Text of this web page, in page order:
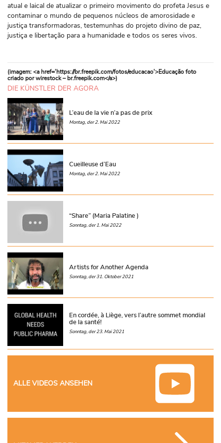
atual e laical de atualizar o primeiro movimento do profeta Jesus e
contaminar o mundo de pequenos núcleos de amorosidade e
justiça transformadoras, testemunhas do projeto divino de paz,
justiça e libertação para a humanidade e todos os seres vivos.
(imagem: <a href=’https://br.freepik.com/fotos/educacao’>Educação foto
criado por wirestock – br.freepik.com</a>)
DIE KÜNSTLER DER AGORA
L’eau de la vie n’a pas de prix
Montag, der 2. Mai 2022
Cueilleuse d’Eau
Montag, der 2. Mai 2022
“Share” (Maria Palatine )
Sonntag, der 1. Mai 2022
Artists for Another Agenda
Sonntag, der 31. Oktober 2021
En cordée, à Liège, vers l’autre sommet mondial
de la santé!
Sonntag, der 23. Mai 2021
ALLE VIDEOS ANSEHEN